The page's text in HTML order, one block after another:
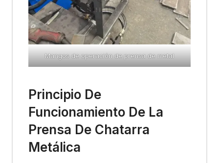
Mangos de operación de prensa de metal
Principio De
Funcionamiento De La
Prensa De Chatarra
Metálica